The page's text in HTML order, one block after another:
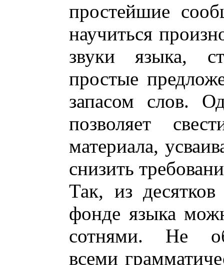
простейшие
научиться
звуки языка,
простые
запасом слов.
позволяет
материала,
снизить
Так, из
фонде языка
сотнями. Не
всеми